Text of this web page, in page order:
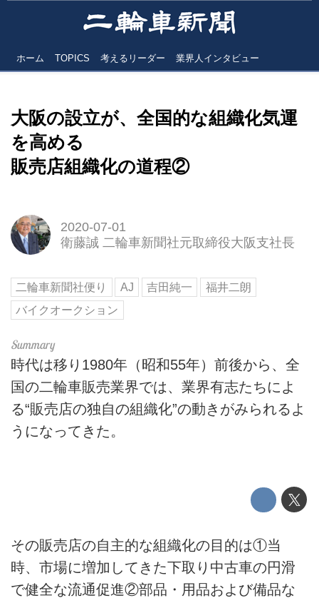
ホーム TOPICS 考えるリーダー 業界人インタビュー
大阪の設立が、全国的な組織化気運
を高める
販売店組織化の道程②
2020-07-01
衛藤誠 二輪車新聞社元取締役大阪支社長
二輪車新聞社便り AJ 吉田純一
福井二朗
バイクオークション
時代は移り1980年（昭和55年）前後から、全
国の二輪車販売業界では、業界有志たちによ
る“販売店の独自の組織化”の動きがみられるよ
うになってきた。
その販売店の自主的な組織化の目的は①当
時、市場に増加してきた下取り中古車の円滑
で健全な流通促進②部品・用品および備品な